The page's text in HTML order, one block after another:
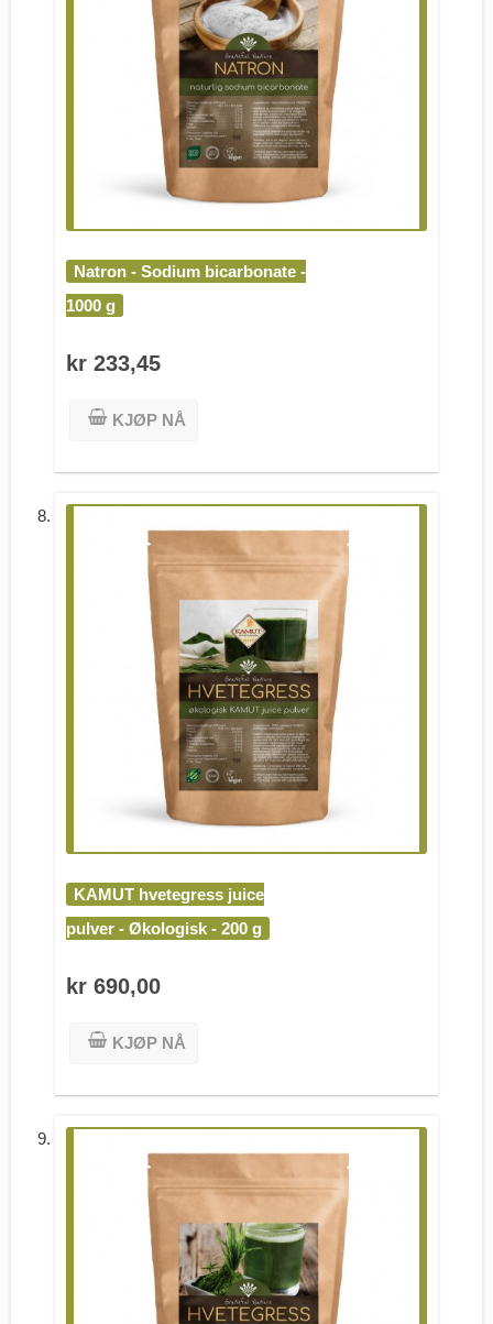
Natron - Sodium bicarbonate -
1000 g
kr 233,45
KJØP NÅ
KAMUT hvetegress juice
pulver - Økologisk - 200 g
kr 690,00
KJØP NÅ